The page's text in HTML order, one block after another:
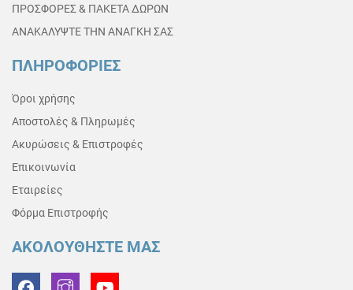
ΠΡΟΣΦΟΡΕΣ & ΠΑΚΕΤΑ ΔΩΡΩΝ
ΑΝΑΚΑΛΥΨΤΕ ΤΗΝ ΑΝΑΓΚΗ ΣΑΣ
ΠΛΗΡΟΦΟΡΙΕΣ
Όροι χρήσης
Αποστολές & Πληρωμές
Ακυρώσεις & Επιστροφές
Επικοινωνία
Εταιρείες
Φόρμα Επιστροφής
ΑΚΟΛΟΥΘΗΣΤΕ ΜΑΣ